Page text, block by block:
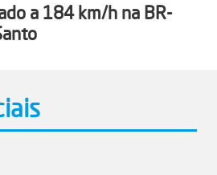
a 184 km/h na BR-